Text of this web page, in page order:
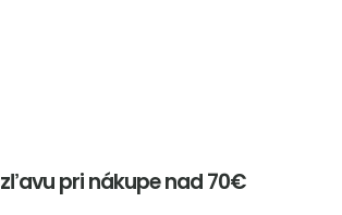
zľavu pri nákupe nad 70€